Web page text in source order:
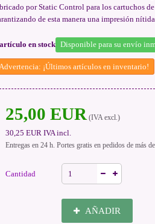
por Static Control para los cartuchos
de esta manera una impresión
artículo en stock Disponible para su envío
¡Últimos artículos en inventario!
25,00 EUR(IVA excl.)
30,25 EUR IVA incl.
Entregas en 24 h. Portes gratis en pedidos de más
Cantidad
AÑADIR